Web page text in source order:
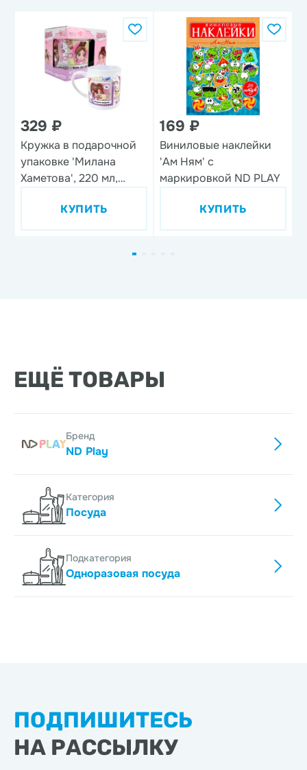
329 ₽
Кружка в подарочной
упаковке 'Милана
Хаметова', 220 мл,
КУПИТЬ
169 ₽
Виниловые наклейки
'Ам Ням' с
маркировкой ND PLAY
КУПИТЬ
ЕЩЁ ТОВАРЫ
Бренд
ND Play
Категория
Посуда
Подкатегория
Одноразовая посуда
ПОДПИШИТЕСЬ
НА РАССЫЛКУ